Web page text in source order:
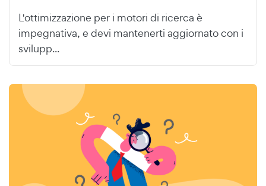
L'ottimizzazione per i motori di ricerca è
impegnativa, e devi mantenerti aggiornato con i
svilupp...